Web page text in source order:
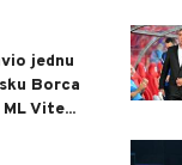
jednu
Borca
Vite...